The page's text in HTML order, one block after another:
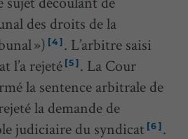
des droits de la
») [4] . L’arbitre saisi
l’a rejeté [5] . La Cour
la sentence arbitrale de
la demande de
judiciaire du syndicat [6] .